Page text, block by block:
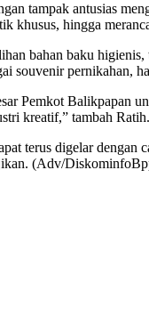
tampak antusias
khusus, hingga
bahan baku
souvenir pernikahan,
Pemkot Balikpapan
kreatif,” tambah Ratih.
terus digelar
(Adv/